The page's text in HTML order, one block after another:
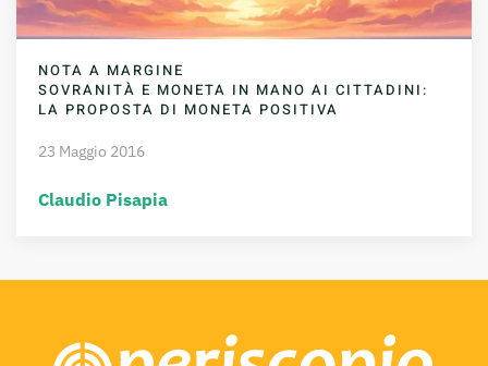
NOTA A MARGINE
SOVRANITÀ E MONETA IN MANO AI CITTADINI:
LA PROPOSTA DI MONETA POSITIVA
23 Maggio 2016
Claudio Pisapia